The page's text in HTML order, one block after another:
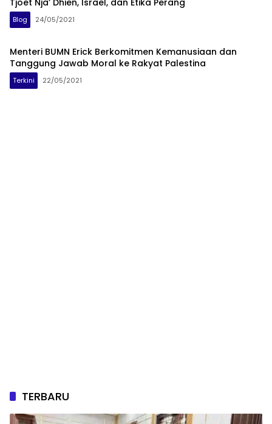
Tjoet Nja’ Dhien, Israel, dan Etika Perang
Blog 24/05/2021
Menteri BUMN Erick Berkomitmen Kemanusiaan dan
Tanggung Jawab Moral ke Rakyat Palestina
Terkini 22/05/2021
TERBARU